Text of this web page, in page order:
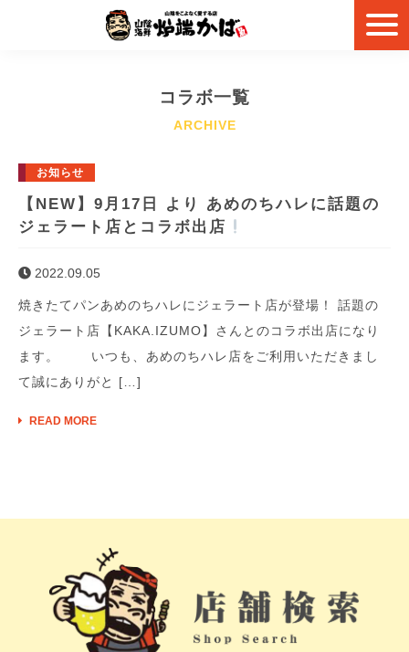
コラボ一覧
お知らせ
【NEW】9月17日 より あめのちハレに話題の
ジェラート店とコラボ出店
2022.09.05
焼きたてパンあめのちハレにジェラート店が登場！ 話題の
ジェラート店【KAKA.IZUMO】さんとのコラボ出店になり
ます。 いつも、あめのちハレ店をご利用いただきまし
て誠にありがと […]
READ MORE